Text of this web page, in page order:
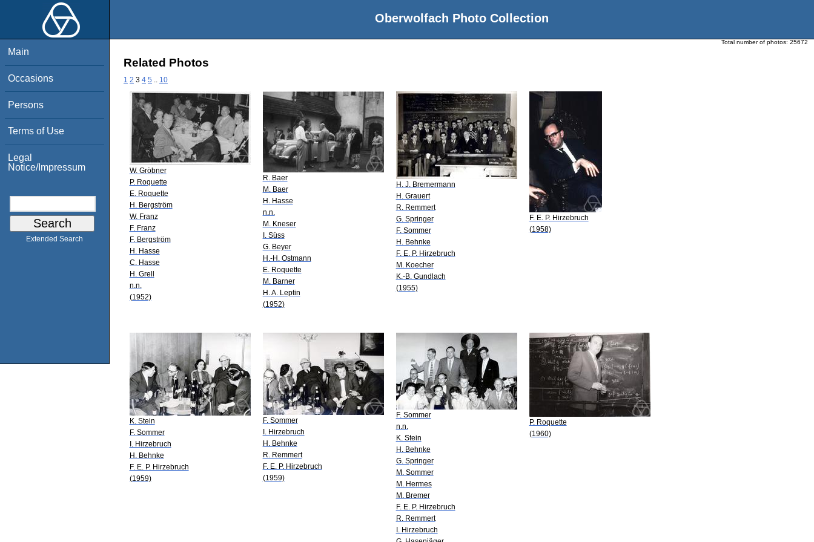
Oberwolfach Photo Collection
Main
Occasions
Persons
Terms of Use
Legal
Notice/Impressum
Extended Search
Total number of photos: 25672
Related Photos
1 2 3 4 5 10
W. Gröbner
P. Roquette
E. Roquette
H. Bergström
W. Franz
F. Franz
F. Bergström
H. Hasse
C. Hasse
H. Grell
n.n.
(1952)
R. Baer
M. Baer
H. Hasse
n.n.
M. Kneser
I. Süss
G. Beyer
H.-H. Ostmann
E. Roquette
M. Barner
H. A. Leptin
(1952)
H. J. Bremermann
H. Grauert
R. Remmert
G. Springer
F. Sommer
H. Behnke
F. E. P. Hirzebruch
M. Koecher
K.-B. Gundlach
(1955)
F. E. P. Hirzebruch
(1958)
K. Stein
F. Sommer
I. Hirzebruch
H. Behnke
F. E. P. Hirzebruch
(1959)
F. Sommer
I. Hirzebruch
H. Behnke
R. Remmert
F. E. P. Hirzebruch
(1959)
F. Sommer
n.n.
K. Stein
H. Behnke
G. Springer
M. Sommer
M. Hermes
M. Bremer
F. E. P. Hirzebruch
R. Remmert
I. Hirzebruch
P. Roquette
(1960)